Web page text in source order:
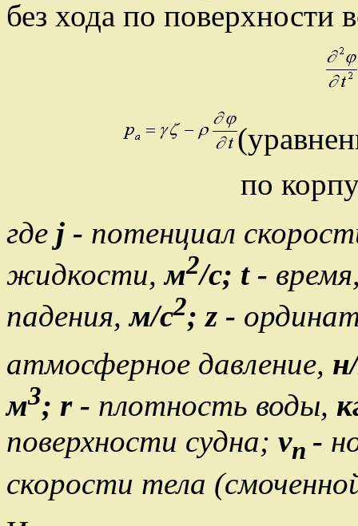
без хода по поверхности
по
где j - потенциал
жидкости, м2/с; t -
падения, м/с2;z -
атмосферное давление,
м3; r- плотность воды,
поверхности судна; vn -
скорости тела